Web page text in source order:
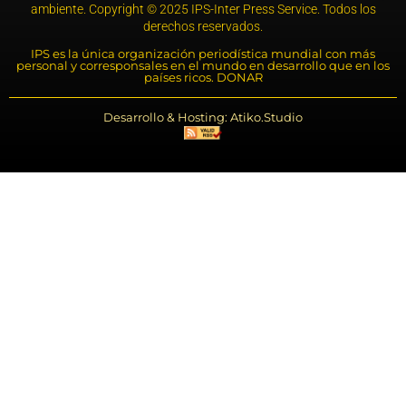
ambiente. Copyright © 2025 IPS-Inter Press Service. Todos los
derechos reservados.
IPS es la única organización periodística mundial con más
personal y corresponsales en el mundo en desarrollo que en los
países ricos. DONAR
Desarrollo & Hosting: Atiko.Studio